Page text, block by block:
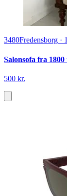
3480Fredensborg ·
Salonsofa fra
500 kr.